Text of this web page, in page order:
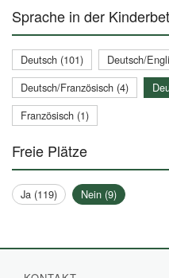
Sprache in der
Deutsch (101)
Deutsch/
Deutsch/Französisch (4)
Französisch (1)
Freie Plätze
Ja (119) Nein (9)